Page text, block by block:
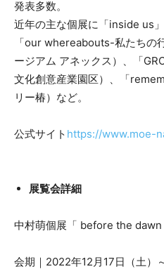
発表多数。
近年の主な個展に「inside us
「our whereabouts-私たちの
ージアム アネックス）、「
文化創意産業園区）、「
リー椿）など。
公式サイト https://www.moe-
​展覧会詳細
中村萌個展「 before the dawn
会期｜2022年12月17日（土）